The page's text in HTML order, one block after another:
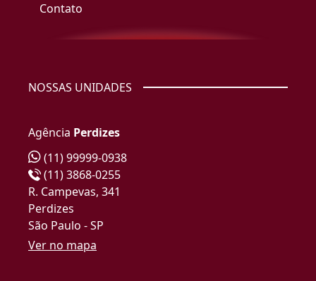
Contato
NOSSAS UNIDADES
Agência Perdizes
(11) 99999-0938
(11) 3868-0255
R. Campevas, 341
Perdizes
São Paulo - SP
Ver no mapa